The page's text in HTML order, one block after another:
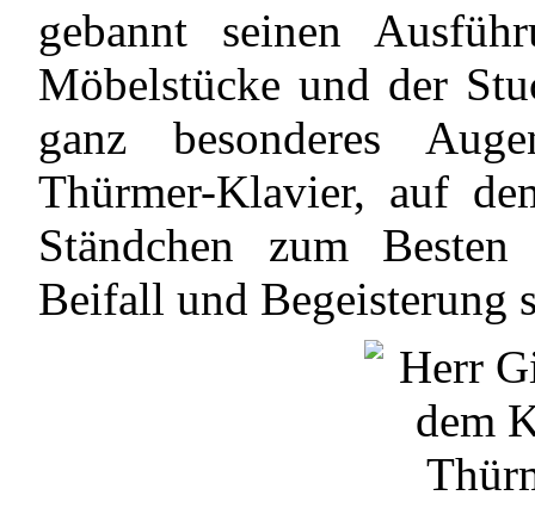
gebannt seinen
Möbelstücke und der
ganz besonderes
Thürmer-Klavier, auf
Ständchen zum
Beifall und Begeisterung